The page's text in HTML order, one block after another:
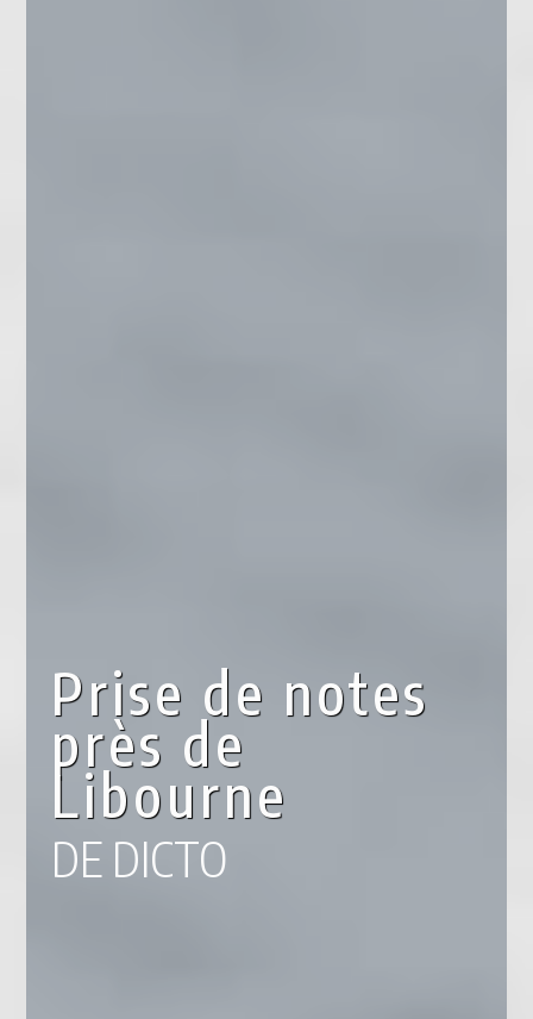
Prise de notes
près de
Libourne
DE DICTO